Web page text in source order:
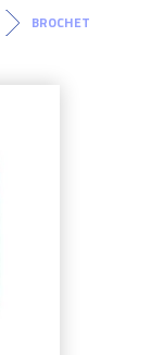
BROCHET